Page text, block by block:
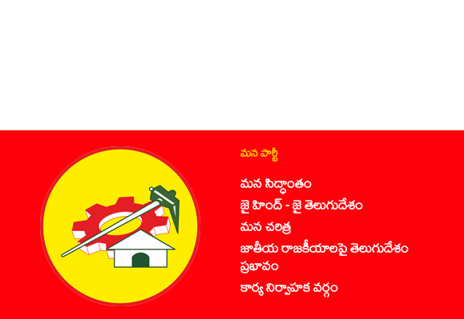
మన పార్టీ
మన సిద్ధాంతం
జై హింద్ - జై తెలుగుదేశం
మన చరిత్ర
జాతీయ రాజకీయాలపై తెలుగుదేశం
ప్రభావం
కార్య నిర్వాహక వర్గం